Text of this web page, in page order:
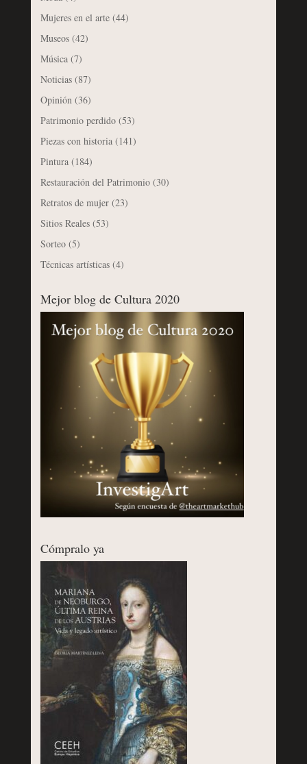
Mujeres en el arte(44)
Museos(42)
Música(7)
Noticias(87)
Opinión(36)
Patrimonio perdido(53)
Piezas con historia(141)
Pintura(184)
Restauración del Patrimonio(30)
Retratos de mujer(23)
Sitios Reales(53)
Sorteo(5)
Técnicas artísticas(4)
Mejor blog de Cultura 2020
Cómpralo ya